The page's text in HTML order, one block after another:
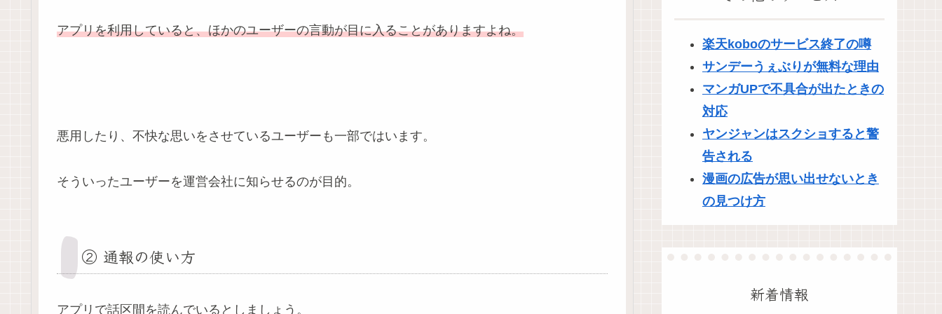
アプリを利用していると、ほかのユーザーの言動が目に入ることがありますよね。
悪用したり、不快な思いをさせているユーザーも一部ではいます。
そういったユーザーを運営会社に知らせるのが目的。
② 通報の使い方
アプリで話区間を読んでいるとしましょう。
楽天koboのサービス終了の噂
サンデーうぇぶりが無料な理由
マンガUPで不具合が出たときの
対応
ヤンジャンはスクショすると警
告される
漫画の広告が思い出せないとき
の見つけ方
新着情報